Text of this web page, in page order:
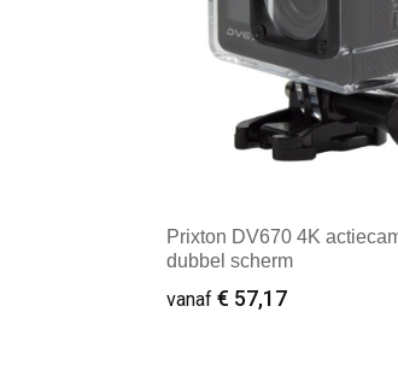
Prixton DV670 4K
dubbel scherm
vanaf € 57,17